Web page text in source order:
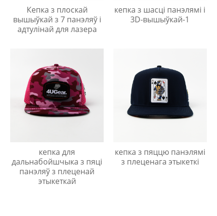
Кепка з плоскай
вышыўкай з 7 панэляў і
адтулінай для лазера
кепка з шасці панэлямі і
3D-вышыўкай-1
кепка для
дальнабойшчыка з пяці
панэляў з плеценай
этыкеткай
кепка з пяццю панэлямі
з плеценага этыкеткі